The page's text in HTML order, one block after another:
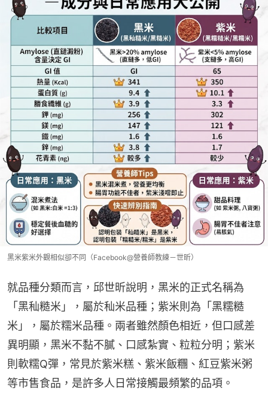
黑米紫米外觀相似卻不同（Facebook@營養師教練－世昕）
就品種分類而言，邱世昕說明，黑米的正式名稱為
「黑秈糙米」，屬於秈米品種；紫米則為「黑糯糙
米」，屬於糯米品種。兩者雖然顏色相近，但口感差
異明顯，黑米不黏不膩、口感紮實、粒粒分明；紫米
則軟糯Q彈，常見於紫米糕、紫米飯糰、紅豆紫米粥
等市售食品，是許多人日常接觸最頻繁的品項。